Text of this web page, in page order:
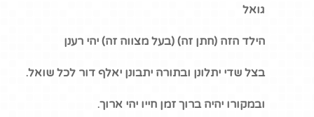
גואל
הילד הזה (חתן זה) (בעל מצווה זה) יהי רענן
בצל שדי יתלונן ובתורה יתבונן יאלף דור לכל שואל.
ובמקורו יהיה ברוך זמן חייו יהי ארוך.